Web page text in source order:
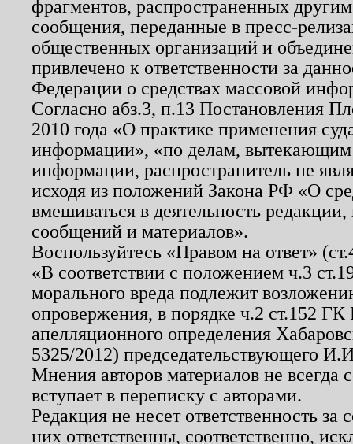
фрагментов, распространенных
сообщения, переданные в пресс-
общественных организаций и
привлечено к ответственности за
Федерации о средствах массовой
Согласно абз.3, п.13 Постановления
2010 года «О практике применения
информации», «по делам, вытекающим
информации, распространитель не
исходя из положений Закона РФ «О
вмешиваться в деятельность
сообщений и материалов».
Воспользуйтесь «Правом на ответ»
«В соответствии с положением ч.3
морального вреда подлежит
опровержения, в порядке ч.2 ст.152
апелляционного определения
5325/2012) председательствующего
Мнения авторов материалов не
вступает в переписку с авторами.
Редакция не несет ответственность
них ответственны, соответственно,